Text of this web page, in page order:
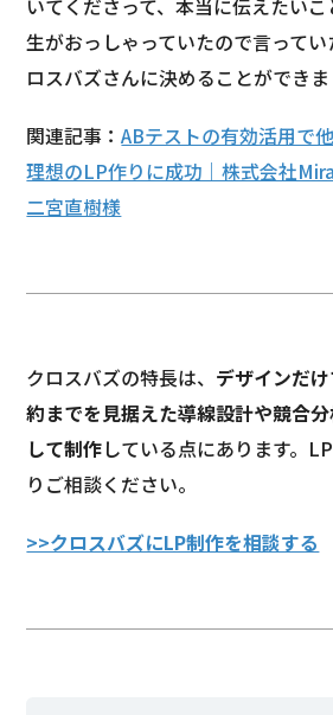
いてくださって、本当に伝えたい
生がおっしゃっていたので言って
ロスバズさんに決めることができま
関連記事：ABテストの有効活用で
理想のLP作りに成功｜株式会社
二宮直樹様
クロスバズの特長は、 デザインだ
約までを見据えた導線設計や競合
して制作している点にあります。
りご相談ください。
>>クロスバズにLP制作を相談する